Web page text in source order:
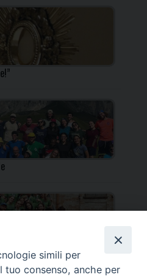
Diocesanosimili per
consenso, anche per